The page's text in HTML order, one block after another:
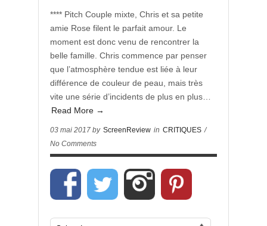
**** Pitch Couple mixte, Chris et sa petite
amie Rose filent le parfait amour. Le
moment est donc venu de rencontrer la
belle famille. Chris commence par penser
que l’atmosphère tendue est liée à leur
différence de couleur de peau, mais très
vite une série d’incidents de plus en plus…
Read More →
03 mai 2017 by ScreenReview in CRITIQUES /
No Comments